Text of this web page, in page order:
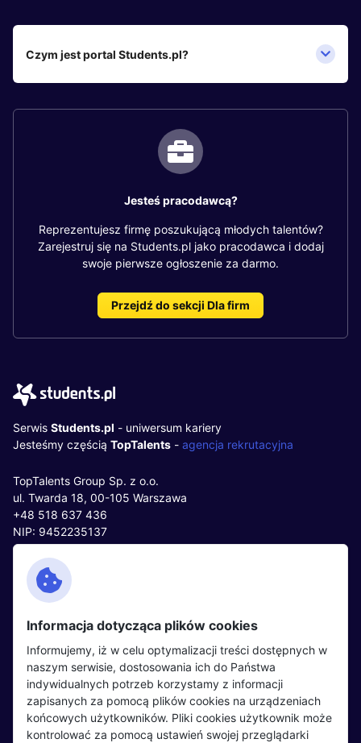
Czym jest portal Students.pl?
Jesteś pracodawcą?
Reprezentujesz firmę poszukującą młodych talentów?
Zarejestruj się na Students.pl jako pracodawca i dodaj
swoje pierwsze ogłoszenie za darmo.
Przejdź do sekcji Dla firm
Serwis Students.pl - uniwersum kariery
Jesteśmy częścią TopTalents - agencja rekrutacyjna
TopTalents Group Sp. z o.o.
ul. Twarda 18, 00-105 Warszawa
+48 518 637 436
NIP: 9452235137
Kontakt
Facebook
Twitter
LinkedIn
Partnerzy
Wydarzenia
Kandydaci
Regulamin kandydata
Pracodawcy
Regulamin pracodawcy
Informacja dotycząca plików cookies
Informujemy, iż w celu optymalizacji treści dostępnych w
naszym serwisie, dostosowania ich do Państwa
indywidualnych potrzeb korzystamy z informacji
zapisanych za pomocą plików cookies na urządzeniach
końcowych użytkowników. Pliki cookies użytkownik może
kontrolować za pomocą ustawień swojej przeglądarki